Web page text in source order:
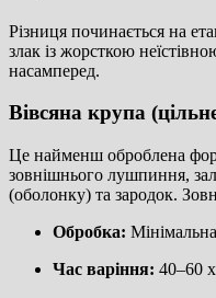
Різниця починається на
злак із жорсткою
насамперед.
Вівсяна крупа
Це найменш оброблена
зовнішнього лушпиння,
(оболонку) та зародок.
Обробка:
Час варіння: 40–60